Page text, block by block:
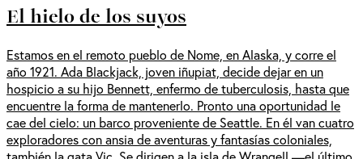
El hielo de los suyos
Estamos en el remoto pueblo de Nome, en Alaska, y corre el
año 1921. Ada Blackjack, joven iñupiat, decide dejar en un
hospicio a su hijo Bennett, enfermo de tuberculosis, hasta que
encuentre la forma de mantenerlo. Pronto una oportunidad le
cae del cielo: un barco proveniente de Seattle. En él van cuatro
exploradores con ansia de aventuras y fantasías coloniales,